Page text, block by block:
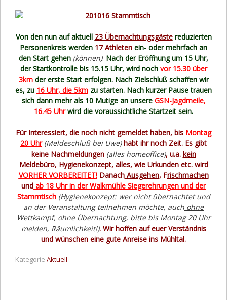
Von den nun auf aktuell 23 Übernachtungsgästereduzierten
Personenkreis werden 17 Athleten ein- oder mehrfach an
den Start gehen (können). Nach der Eröffnung um 15 Uhr,
der Startkontrolle bis 15.15 Uhr, wird noch vor 15.30 über
3kmder erste Start erfolgen. Nach Zielschluß schaffen wir
es, zu 16 Uhr, die 5km zu starten. Nach kurzer Pause trauen
sich dann mehr als 10 Mutige an unsere GSN-Jagdmeile,
16.45 Uhrwird die voraussichtliche Startzeit sein.
Für Interessiert, die noch nicht gemeldet haben, bis Montag
20 Uhr (Meldeschluß bei Uwe)habt ihr noch Zeit. Es gibt
keine Nachmeldungen (alles homeoffice), u.a. kein
Meldebüro, Hygienekonzept, alles, wie Urkundenetc. wird
VORHER VORBEREITET!DanachAusgehen, Frischmachen
und ab 18 Uhr in der Walkmühle Siegerehrungen und der
Stammtisch(Hygienekonzept:wer nicht übernachtet und
an der Veranstaltung teilnehmen möchte, auch ohne
Wettkampf, ohne Übernachtung, bitte bis Montag 20 Uhr
melden, Räumlichkeit!). Wir hoffen auf euer Verständnis
und wünschen eine gute Anreise ins Mühltal.
Kategorie Aktuell